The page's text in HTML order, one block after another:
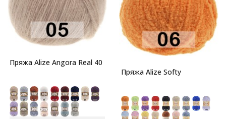
Пряжа Alize Angora Real 40
Пряжа Alize Softy